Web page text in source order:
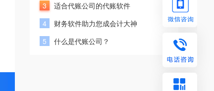
3
适合代账公司的代账软件
4
财务软件助力您成会计大神
5
什么是代账公司？